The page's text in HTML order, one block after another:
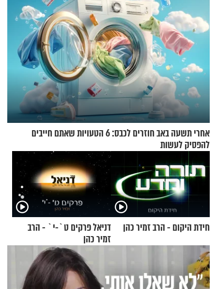
אחרי תשעה באב חוזרים לכבס: 6 הטעויות שאתם חייבים
להפסיק לעשות
חידת היקום - הרב זמיר כהן
דניאל פרקים ט`-י` - הרב
זמיר כהן